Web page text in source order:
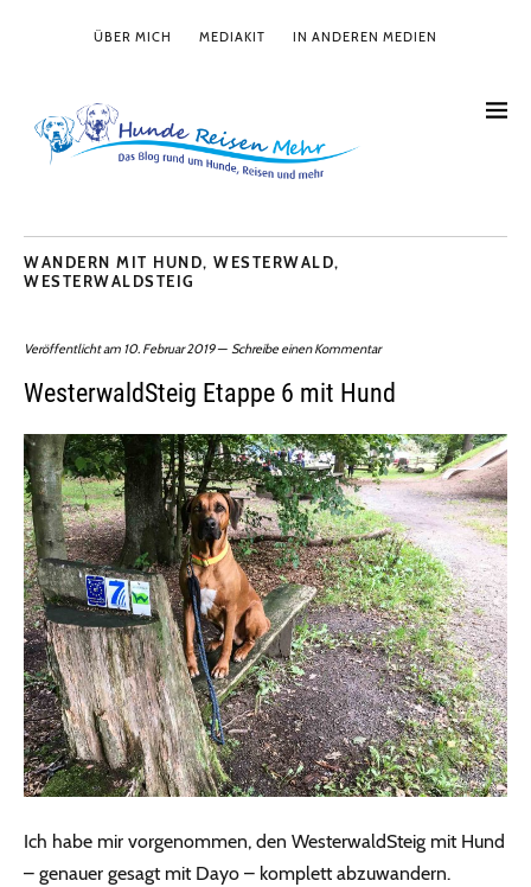
ÜBER MICH MEDIAKIT IN ANDEREN MEDIEN
WANDERN MIT HUND, WESTERWALD,
WESTERWALDSTEIG
Veröffentlicht am 10. Februar 2019 Schreibe einen Kommentar
WesterwaldSteig Etappe 6 mit Hund
Ich habe mir vorgenommen, den WesterwaldSteig mit Hund
– genauer gesagt mit Dayo – komplett abzuwandern.